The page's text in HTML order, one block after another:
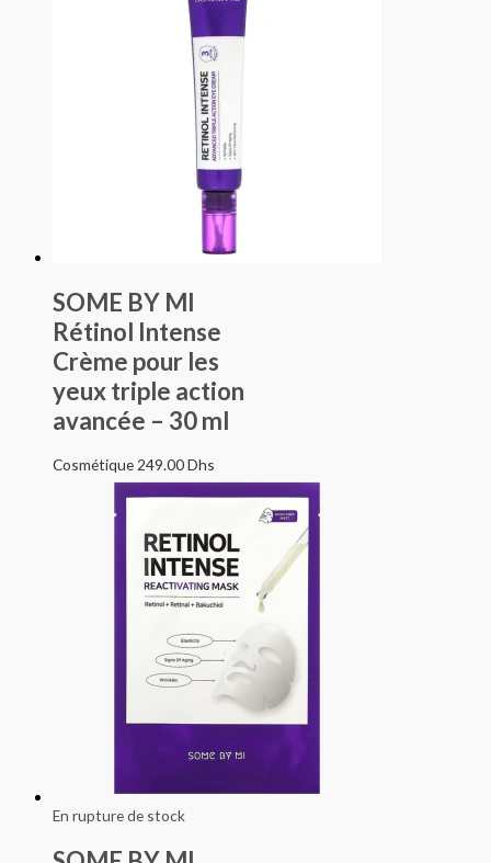
SOME BY MI
Rétinol Intense
Crème pour les
yeux triple action
avancée – 30 ml
Cosmétique 249.00Dhs
En rupture de stock